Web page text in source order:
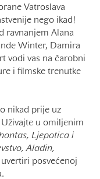
Vatroslava
nego ikad!
ravnanjem Alana
Winter, Damira
vodi vas na čarobni
i filmske trenutke
nikad prije uz
Uživajte u omiljenim
Ljepotica i
Aladin,
posvećenoj